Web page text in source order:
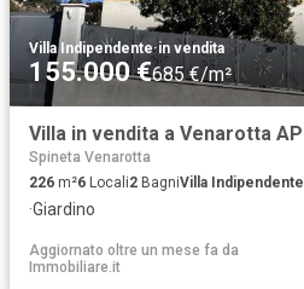
Villa Indipendente·in vendita
155.000 €685 €/m²
Villa in vendita a Venarotta AP
Spineta Venarotta
226 m²6 Locali2 BagniVilla Indipendente
·Giardino
Aggiornato oltre un mese fa da
Immobiliare.it